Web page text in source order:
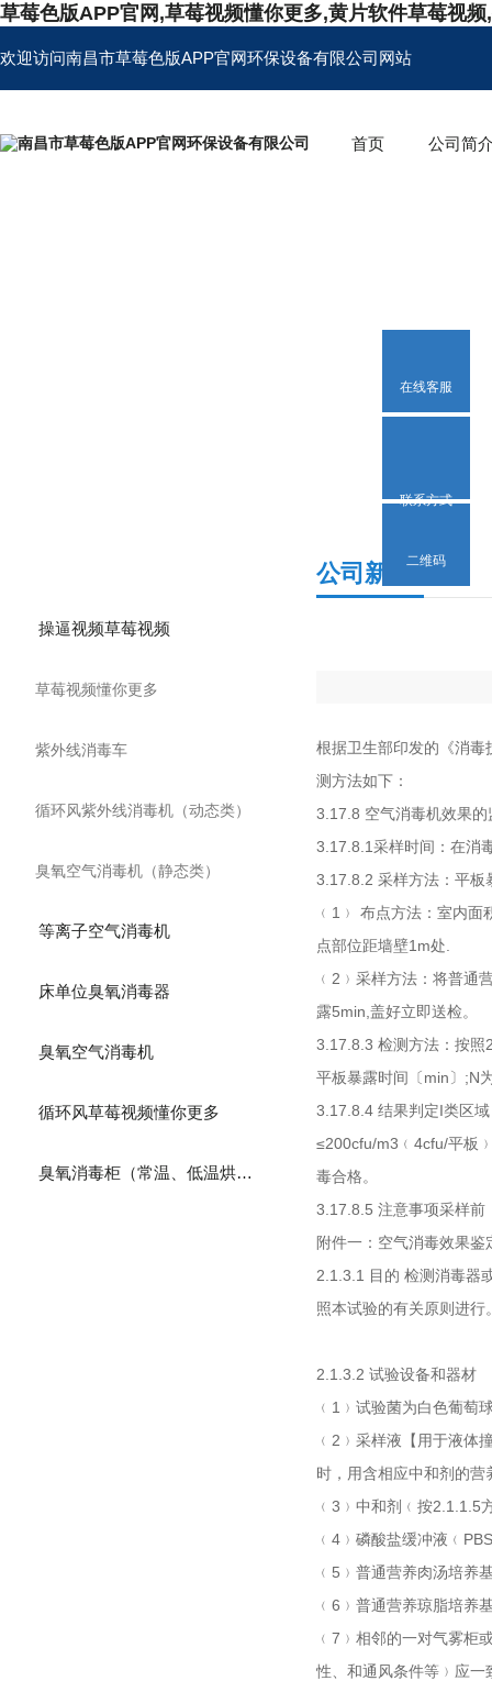
草莓色版APP官网,草莓视频懂你更多,黄片软件草莓视
欢迎访问南昌市草莓色版APP官网环保设备有限公司网站
首页 公司简
操逼视频草莓视频
草莓视频懂你更多
紫外线消毒车
循环风紫外线消毒机（动态类）
臭氧空气消毒机（静态类）
等离子空气消毒机
床单位臭氧消毒器
臭氧空气消毒机
循环风草莓视频懂你更多
臭氧消毒柜（常温、低温烘干）
公司新闻
根据卫生部印发的《消毒
测方法如下：
3.17.8 空气消毒机效果的
3.17.8.1采样时间：在消毒
3.17.8.2 采样方法：平
﹙1﹚ 布点方法：室内面
点部位距墙壁1m处.
﹙2﹚采样方法：将普通
露5min,盖好立即送检。
3.17.8.3 检测方法：
平板暴露时间〔min〕;N
3.17.8.4 结果判定I类区域
≤200cfu/m3﹙4cfu/平板﹚,
毒合格。
3.17.8.5 注意事项采样前，
附件一：空气消毒效果
2.1.3.1 目的 检测消毒器或
照本试验的有关原则进行
2.1.3.2 试验设备和器材
﹙1﹚试验菌为白色葡萄球
﹙2﹚采样液【用于液体
时，用含相应中和剂的
﹙3﹚中和剂﹙按2.1.1.5
﹙4﹚磷酸盐缓冲液
﹙5﹚普通营养肉汤培养基
﹙6﹚普通营养琼脂培养基
﹙7﹚相邻的一对气雾柜或气
性、和通风条件等﹚
在线客服
联系方式
二维码